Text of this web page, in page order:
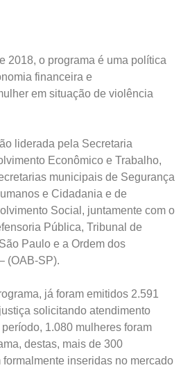
2018, o programa é uma política
financeira e
em situação de violência
liderada pela Secretaria
Econômico e Trabalho,
municipais de Segurança
e Cidadania e de
Social, juntamente com o
Pública, Tribunal de
Paulo e a Ordem dos
(OAB-SP).
já foram emitidos 2.591
solicitando atendimento
1.080 mulheres foram
destas, mais de 300
inseridas no mercado